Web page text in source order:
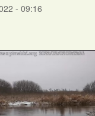
- 09:16